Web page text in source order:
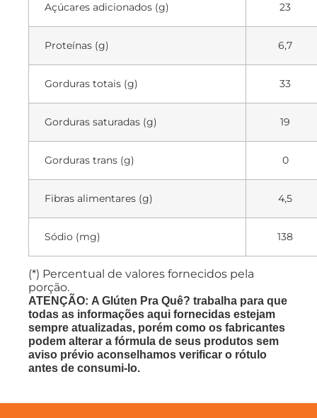
Açúcares adicionados (g) 23
Proteínas (g) 6,7
Gorduras totais (g) 33
Gorduras saturadas (g) 19
Gorduras trans (g) 0
Fibras alimentares (g) 4,5
Sódio (mg) 138
(*) Percentual de valores fornecidos pela
porção.
ATENÇÃO: A Glúten Pra Quê? trabalha para que
todas as informações aqui fornecidas estejam
sempre atualizadas, porém como os fabricantes
podem alterar a fórmula de seus produtos sem
aviso prévio aconselhamos verificar o rótulo
antes de consumi-lo.